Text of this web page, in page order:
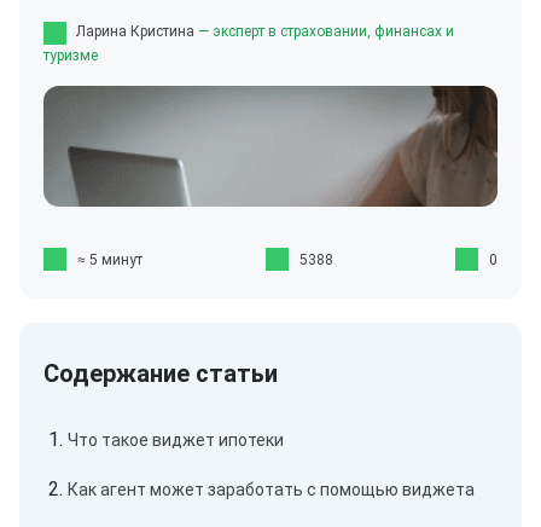
Ларина Кристина — эксперт в страховании, финансах и
туризме
≈ 5 минут 5388 0
Что такое виджет ипотеки
Как агент может заработать с помощью виджета